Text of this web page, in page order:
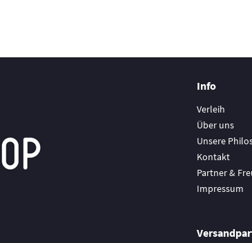
Info
Verleih
Über uns
Unsere
Kontakt
Partner &
Impressum